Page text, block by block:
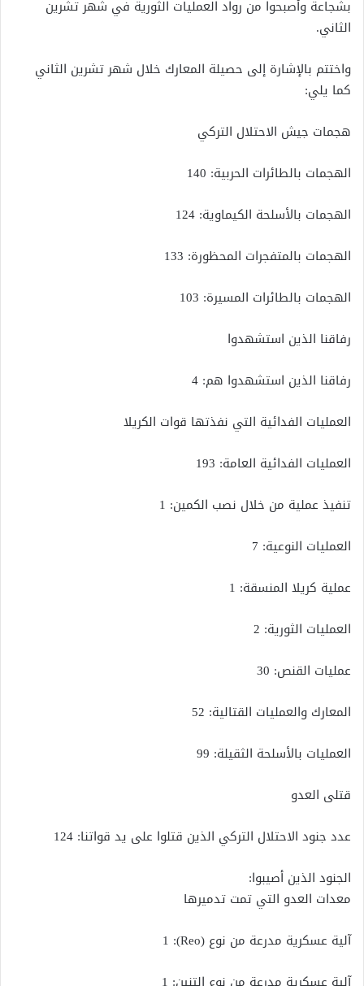
بشجاعة وأصبحوا من رواد العمليات الثورية في شهر تشرين
الثاني.
واختتم بالإشارة إلى حصيلة المعارك خلال شهر تشرين الثاني
كما يلي:
هجمات جيش الاحتلال التركي
الهجمات بالطائرات الحربية: 140
الهجمات بالأسلحة الكيماوية: 124
الهجمات بالمتفجرات المحظورة: 133
الهجمات بالطائرات المسيرة: 103
رفاقنا الذين استشهدوا
رفاقنا الذين استشهدوا هم: 4
العمليات الفدائية التي نفذتها قوات الكريلا
العمليات الفدائية العامة: 193
تنفيذ عملية من خلال نصب الكمين: 1
العمليات النوعية: 7
عملية كريلا المنسقة: 1
العمليات الثورية: 2
عمليات القنص: 30
المعارك والعمليات القتالية: 52
العمليات بالأسلحة الثقيلة: 99
قتلى العدو
عدد جنود الاحتلال التركي الذين قتلوا على يد قواتنا: 124
الجنود الذين أصيبوا:
معدات العدو التي تمت تدميرها
آلية عسكرية مدرعة من نوع (Reo): 1